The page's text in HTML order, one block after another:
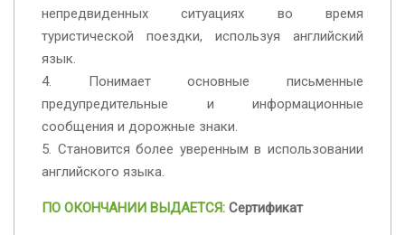
непредвиденных ситуациях во время
туристической поездки, используя английский
язык.
4. Понимает основные письменные
предупредительные и информационные
сообщения и дорожные знаки.
5. Становится более уверенным в использовании
английского языка.
ПО ОКОНЧАНИИ ВЫДАЕТСЯ: Сертификат